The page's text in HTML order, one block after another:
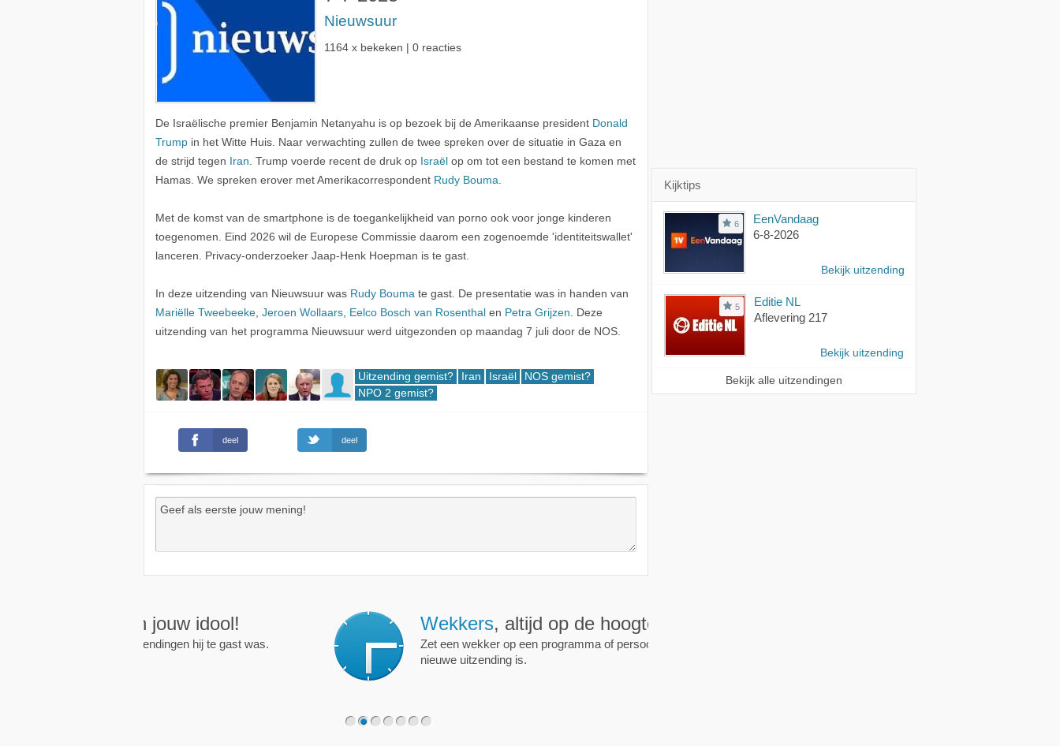
Nieuwsuur
1164 x bekeken | 0 reacties
De Israëlische premier Benjamin Netanyahu is op bezoek bij de Amerikaanse president Donald
Trump in het Witte Huis. Naar verwachting zullen de twee spreken over de situatie in Gaza en
de strijd tegen Iran . Trump voerde recent de druk op Israël op om tot een bestand te komen met
Hamas. We spreken erover met Amerikacorrespondent Rudy Bouma
Met de komst van de smartphone is de toegankelijkheid van porno ook voor jonge kinderen
toegenomen. Eind 2026 wil de Europese Commissie daarom een zogenoemde 'identiteitswallet'
lanceren. Privacy-onderzoeker Jaap-Henk Hoepman is te gast.
In deze uitzending van Nieuwsuur was Rudy Bouma te gast. De presentatie was in handen van
Mariëlle Tweebeeke Jeroen Wollaars Eelco Bosch van Rosenthal en Petra Grijzen . Deze
uitzending van het programma Nieuwsuur werd uitgezonden op maandag 7 juli door de NOS.
Uitzending gemist? Iran Israël
NOS gemist?
NPO 2 gemist?
deel deel
Kijktips
6
EenVandaag
6-8-2026
Bekijk uitzending
5
Editie NL
Aflevering 217
Bekijk uitzending
Bekijk alle uitzendingen
, altijd op de hoogte!
Zet een wekker op een programma of persoon en je krijgt een mailtje als er een
nieuwe uitzending is.